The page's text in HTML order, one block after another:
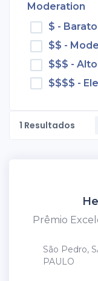
Moderation
$ - Barato
$$ -
$$$ - Alto
$$$$ -
1 Resultados
Prêmio
São Pedro,
PAULO